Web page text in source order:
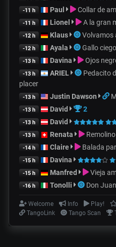
-11 h Paul Collar de
-11 h Lionel A la gran
-12 h Klaus Volvamos
-12 h Ayala Gallo ciego
-13 h Davina Ojos
-13 h ARIEL
Pedacito
placer
-13 h Justin Dawson
-13 h David 2
-13 h David
-13 h Renata Remolino
-14 h Claire Balada
-15 h Davina
-15 h Manfred Vieja
-16 h Tonolli Don Juan
Welcome Info Play!
TangoLink
Tango Scan